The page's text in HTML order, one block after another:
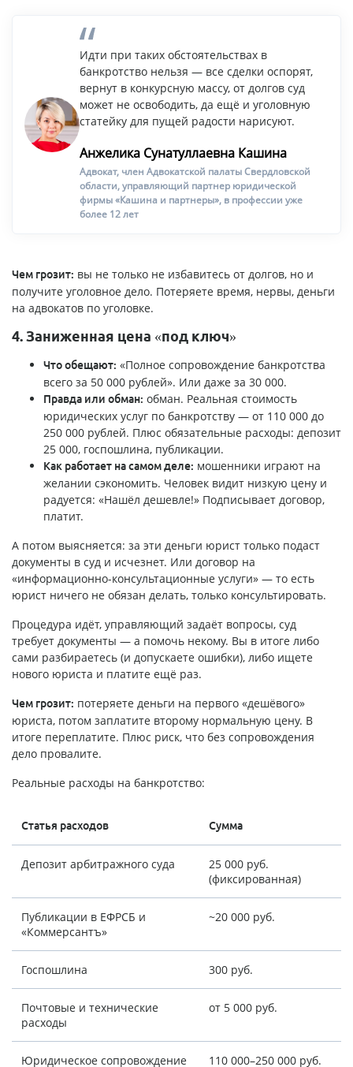
Идти при таких обстоятельствах в
банкротство нельзя — все сделки оспорят,
вернут в конкурсную массу, от долгов суд
может не освободить, да ещё и уголовную
статейку для пущей радости нарисуют.
Анжелика Сунатуллаевна Кашина
Адвокат, член Адвокатской палаты Свердловской
области, управляющий партнер юридической
фирмы «Кашина и партнеры», в профессии уже
более 12 лет
Чем грозит: вы не только не избавитесь от долгов, но и
получите уголовное дело. Потеряете время, нервы, деньги
на адвокатов по уголовке.
4. Заниженная цена «под ключ»
Что обещают: «Полное сопровождение банкротства
всего за 50 000 рублей». Или даже за 30 000.
Правда или обман: обман. Реальная стоимость
юридических услуг по банкротству — от 110 000 до
250 000 рублей. Плюс обязательные расходы: депозит
25 000, госпошлина, публикации.
Как работает на самом деле: мошенники играют на
желании сэкономить. Человек видит низкую цену и
радуется: «Нашёл дешевле!» Подписывает договор,
платит.
А потом выясняется: за эти деньги юрист только подаст
документы в суд и исчезнет. Или договор на
«информационно-консультационные услуги» — то есть
юрист ничего не обязан делать, только консультировать.
Процедура идёт, управляющий задаёт вопросы, суд
требует документы — а помочь некому. Вы в итоге либо
сами разбираетесь (и допускаете ошибки), либо ищете
нового юриста и платите ещё раз.
Чем грозит: потеряете деньги на первого «дешёвого»
юриста, потом заплатите второму нормальную цену. В
итоге переплатите. Плюс риск, что без сопровождения
дело провалите.
Реальные расходы на банкротство:
Статья расходов Сумма
Депозит арбитражного суда
25 000 руб.
(фиксированная)
Публикации в ЕФРСБ и
«Коммерсантъ»
~20 000 руб.
Госпошлина 300 руб.
Почтовые и технические
расходы
от 5 000 руб.
Юридическое сопровождение 110 000–250 000 руб.